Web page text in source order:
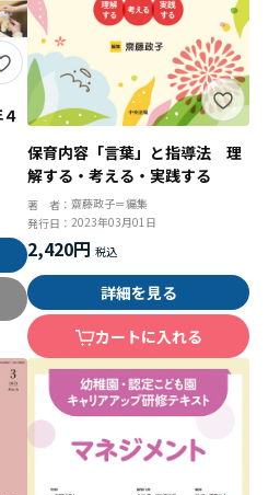
保育内容「言葉」と指導法 理
解する・考える・実践する
著 者： 齋藤政子＝編集
発行日： 2023年03月01日
2,420円
詳細を見る
カートに入れる